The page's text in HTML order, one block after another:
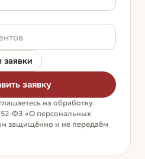
заявки
заявку
на обработку
ФЗ «О персональных
защищённо и не передаём